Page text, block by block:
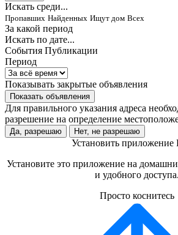
Искать среди...
Пропавших Найденных Ищут дом Всех
За какой период
Искать по дате...
События Публикации
Период
Показывать закрытые объявления
Показать объявления
Для правильного указания адреса
разрешение на определение
Да, разрешаю Нет, не разрешаю
Установить приложение
Установите это приложение на
и удобного доступа.
Просто коснитесь